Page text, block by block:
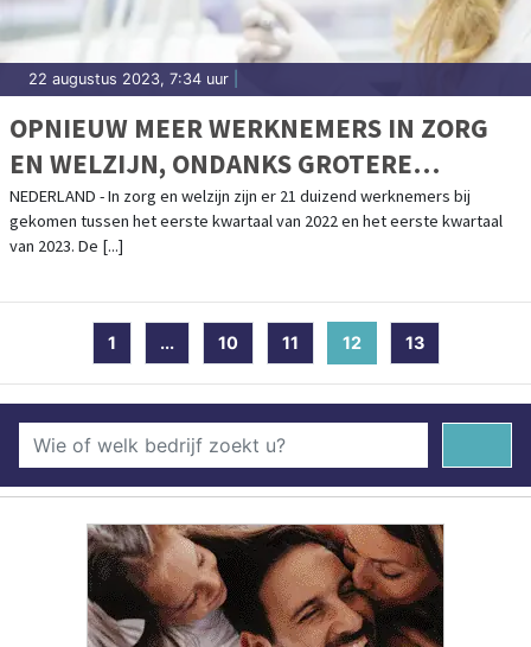
22 augustus 2023, 7:34 uur
OPNIEUW MEER WERKNEMERS IN ZORG
EN WELZIJN, ONDANKS GROTERE
UITSTROOM
NEDERLAND - In zorg en welzijn zijn er 21 duizend werknemers bij
gekomen tussen het eerste kwartaal van 2022 en het eerste kwartaal
van 2023. De [...]
1 ... 10 11 12(current)
13